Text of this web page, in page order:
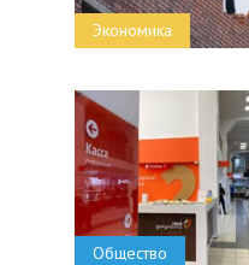
Экономика
Общество